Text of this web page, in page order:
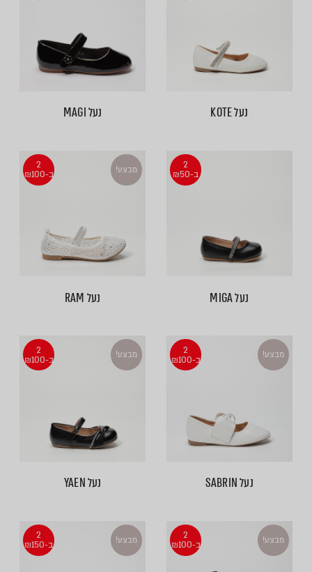
נעל KOTE נעל MAGI
2
ב-₪50
נעל MIGA
2
ב-₪100
מבצע!
נעל RAM
2
ב-₪100
מבצע!
נעל SABRIN
2
ב-₪100
מבצע!
נעל YAEN
2
ב-₪100
מבצע!
2
ב-₪150
מבצע!